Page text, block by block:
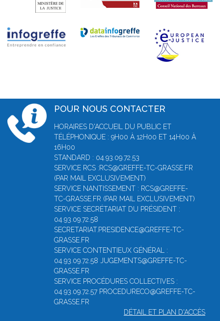
POUR NOUS CONTACTER
HORAIRES D'ACCUEIL DU PUBLIC ET
TÉLÉPHONIQUE : 9H00 À 12H00 ET 14H00 À
16H00
STANDARD : 04.93.09.72.53
SERVICE RCS :RCS@GREFFE-TC-GRASSE.FR
(PAR MAIL EXCLUSIVEMENT)
SERVICE NANTISSEMENT : RCS@GREFFE-
TC-GRASSE.FR (PAR MAIL EXCLUSIVEMENT)
SERVICE SECRÉTARIAT DU PRÉSIDENT :
04.93.09.72.58
SECRETARIAT.PRESIDENCE@GREFFE-TC-
GRASSE.FR
SERVICE CONTENTIEUX GÉNÉRAL :
04.93.09.72.58 JUGEMENTS@GREFFE-TC-
GRASSE.FR
SERVICE PROCÉDURES COLLECTIVES :
04.93.09.72.57 PROCEDURECO@GREFFE-TC-
GRASSE.FR
DÉTAIL ET PLAN D'ACCÈS